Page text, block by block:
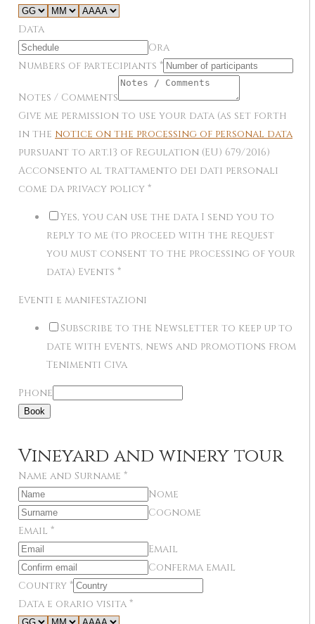
Data
Ora
Numbers of partecipiants *
Notes / Comments
Give me permission to use your data (as set forth
in the notice on the processing of personal data
pursuant to art.13 of Regulation (EU) 679/2016)
Acconsento al trattamento dei dati personali
come da privacy policy *
Yes, you can use the data I send you to
reply to me (to proceed with the request
you must consent to the processing of your
data) Events *
Eventi e manifestazioni
Subscribe to the Newsletter to keep up to
date with events, news and promotions from
Tenimenti Civa
Phone
Book
Vineyard and winery tour
Name and Surname *
Nome
Cognome
Email *
Email
Conferma email
Country *
Data e orario visita *